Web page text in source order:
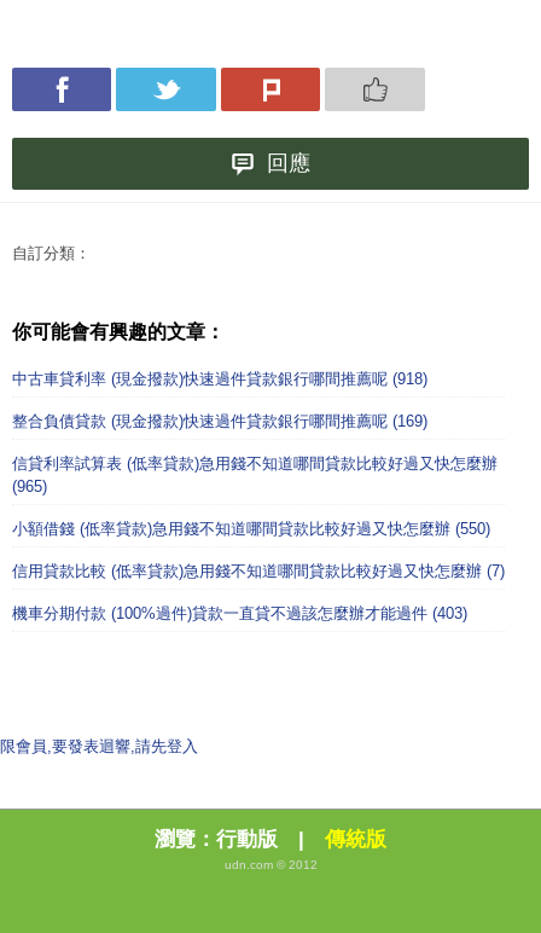
回應
自訂分類：
你可能會有興趣的文章：
中古車貸利率 (現金撥款)快速過件貸款銀行哪間推薦呢 (918)
整合負債貸款 (現金撥款)快速過件貸款銀行哪間推薦呢 (169)
信貸利率試算表 (低率貸款)急用錢不知道哪間貸款比較好過又快怎麼辦
(965)
小額借錢 (低率貸款)急用錢不知道哪間貸款比較好過又快怎麼辦 (550)
信用貸款比較 (低率貸款)急用錢不知道哪間貸款比較好過又快怎麼辦 (7)
機車分期付款 (100%過件)貸款一直貸不過該怎麼辦才能過件 (403)
限會員,要發表迴響,請先登入
瀏覽： 行動版 | 傳統版
udn.com © 2012